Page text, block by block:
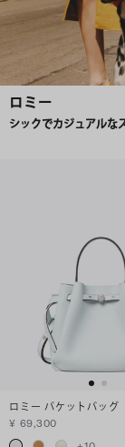
ロミー
シックでカジュアルな
ロミー バケットバッグ
¥ 69,300